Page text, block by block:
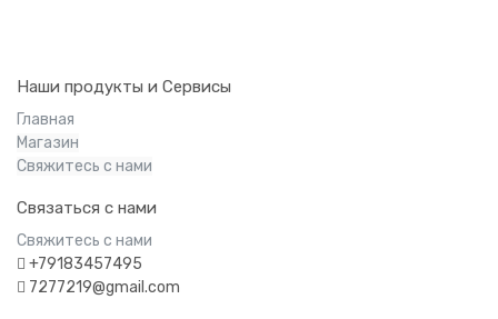
Наши продукты и Сервисы
Главная
Магазин
Свяжитесь с нами
Связаться с нами
Свяжитесь с нами
+79183457495
7277219@gmail.com